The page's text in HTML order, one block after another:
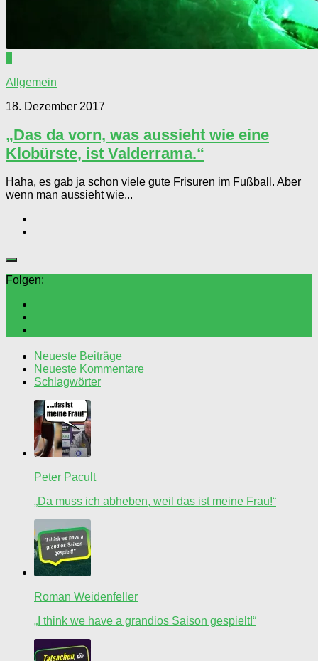
Allgemein
18. Dezember 2017
„Das da vorn, was aussieht wie eine
Klobürste, ist Valderrama.“
Haha, es gab ja schon viele gute Frisuren im Fußball. Aber
wenn man aussieht wie...
Folgen:
Neueste Beiträge
Neueste Kommentare
Schlagwörter
Peter Pacult
„Da muss ich abheben, weil das ist meine Frau!“
Roman Weidenfeller
„I think we have a grandios Saison gespielt!“